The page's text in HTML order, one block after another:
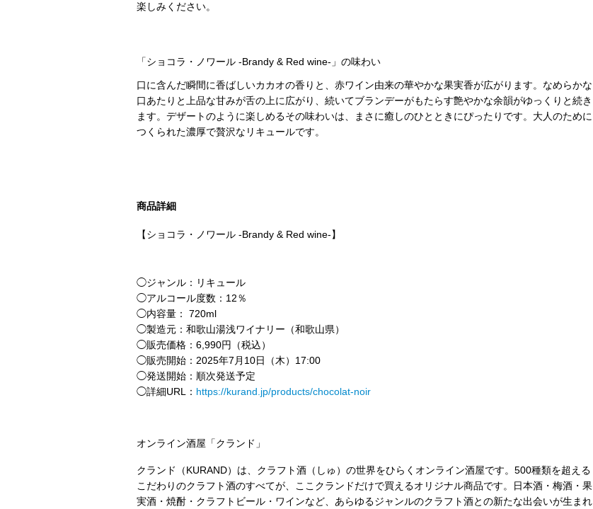
楽しみください。
「ショコラ・ノワール -Brandy & Red wine-」の味わい
口に含んだ瞬間に香ばしいカカオの香りと、赤ワイン由来の華やかな果実香が広がります。なめらかな
口あたりと上品な甘みが舌の上に広がり、続いてブランデーがもたらす艶やかな余韻がゆっくりと続き
ます。デザートのように楽しめるその味わいは、まさに癒しのひとときにぴったりです。大人のために
つくられた濃厚で贅沢なリキュールです。
商品詳細
【ショコラ・ノワール -Brandy & Red wine-】
◯ジャンル：リキュール
◯アルコール度数：12％
◯内容量： 720ml
◯製造元：和歌山湯浅ワイナリー（和歌山県）
◯販売価格：6,990円（税込）
◯販売開始：2025年7月10日（木）17:00
◯発送開始：順次発送予定
◯詳細URL： https://kurand.jp/products/chocolat-noir
オンライン酒屋「クランド」
クランド（KURAND）は、クラフト酒（しゅ）の世界をひらくオンライン酒屋です。500種類を超える
こだわりのクラフト酒のすべてが、ここクランドだけで買えるオリジナル商品です。日本酒・梅酒・果
実酒・焼酎・クラフトビール・ワインなど、あらゆるジャンルのクラフト酒との新たな出会いが生まれ